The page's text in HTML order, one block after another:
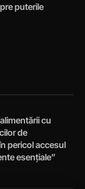
puterile
cu
de
pericol accesul
esențiale”